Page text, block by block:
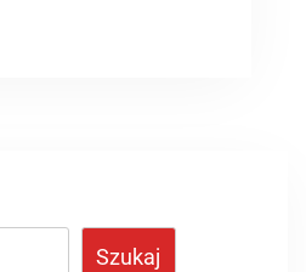
Szukaj